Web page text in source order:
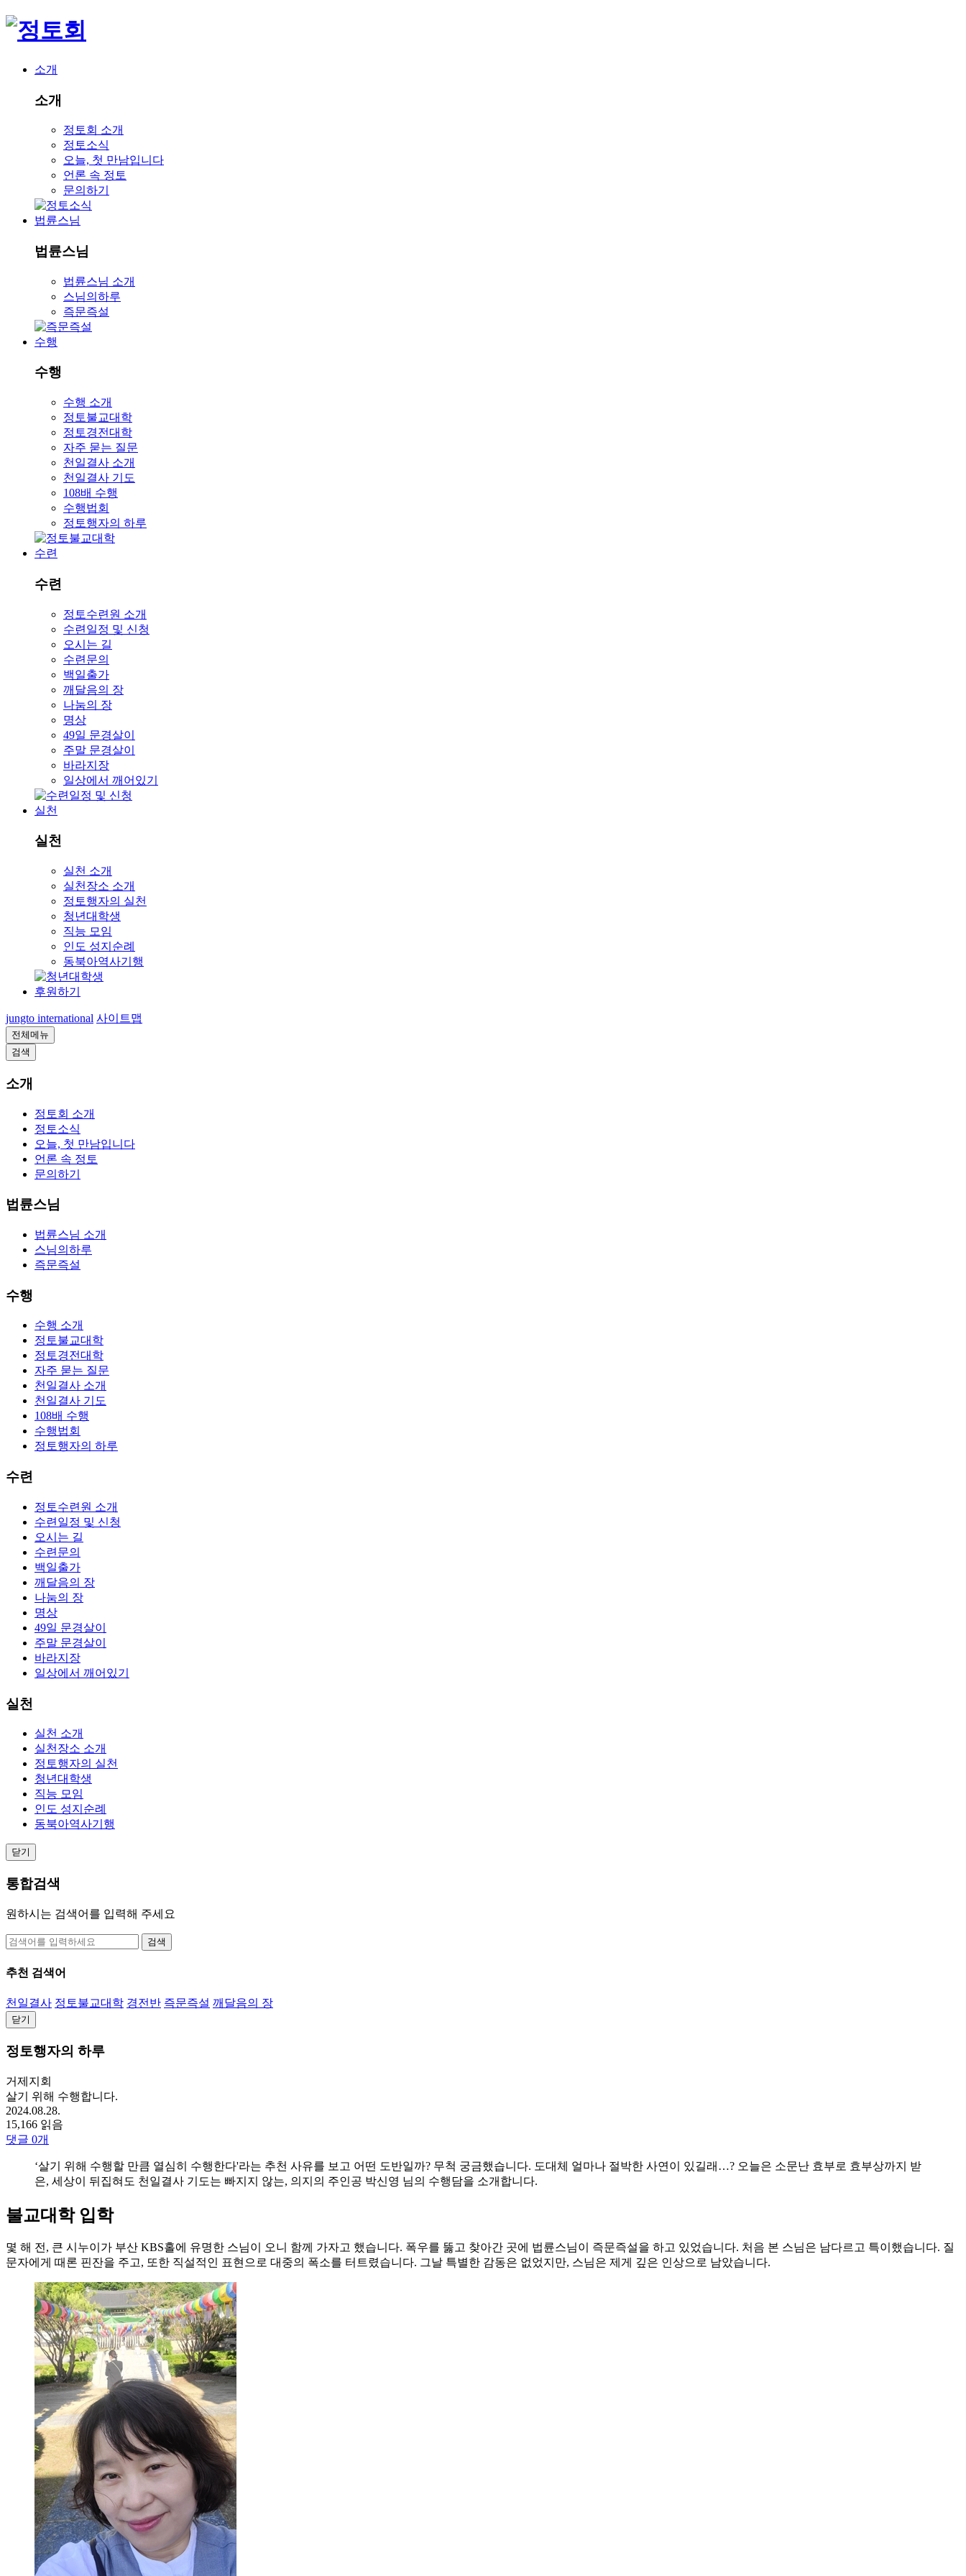
소개
소개
정토회 소개
정토소식
오늘, 첫 만남입니다
언론 속 정토
문의하기
법륜스님
법륜스님
법륜스님 소개
스님의하루
즉문즉설
수행
수행
수행 소개
정토불교대학
정토경전대학
자주 묻는 질문
천일결사 소개
천일결사 기도
108배 수행
수행법회
정토행자의 하루
수련
수련
정토수련원 소개
수련일정 및 신청
오시는 길
수련문의
백일출가
깨달음의 장
나눔의 장
명상
49일 문경살이
주말 문경살이
바라지장
일상에서 깨어있기
실천
실천
실천 소개
실천장소 소개
정토행자의 실천
청년대학생
직능 모임
인도 성지순례
동북아역사기행
후원하기
jungto international 사이트맵
전체메뉴
검색
소개
정토회 소개
정토소식
오늘, 첫 만남입니다
언론 속 정토
문의하기
법륜스님
법륜스님 소개
스님의하루
즉문즉설
수행
수행 소개
정토불교대학
정토경전대학
자주 묻는 질문
천일결사 소개
천일결사 기도
108배 수행
수행법회
정토행자의 하루
수련
정토수련원 소개
수련일정 및 신청
오시는 길
수련문의
백일출가
깨달음의 장
나눔의 장
명상
49일 문경살이
주말 문경살이
바라지장
일상에서 깨어있기
실천
실천 소개
실천장소 소개
정토행자의 실천
청년대학생
직능 모임
인도 성지순례
동북아역사기행
닫기
통합검색
원하시는 검색어를 입력해 주세요
검색
추천 검색어
천일결사 정토불교대학 경전반 즉문즉설 깨달음의 장
닫기
정토행자의 하루
거제지회
살기 위해 수행합니다.
2024.08.28.
15,166 읽음
댓글 0개
‘살기 위해 수행할 만큼 열심히 수행한다'라는 추천 사유를 보고 어떤 도반일까? 무척 궁금했습니다. 도대체 얼마나 절박한 사연이 있길래…? 오늘은 소문난 효부로 효부상까지 받
은, 세상이 뒤집혀도 천일결사 기도는 빠지지 않는, 의지의 주인공 박신영 님의 수행담을 소개합니다.
불교대학 입학
몇 해 전, 큰 시누이가 부산 KBS홀에 유명한 스님이 오니 함께 가자고 했습니다. 폭우를 뚫고 찾아간 곳에 법륜스님이 즉문즉설을 하고 있었습니다. 처음 본 스님은 남다르고 특이했습니다. 질
문자에게 때론 핀잔을 주고, 또한 직설적인 표현으로 대중의 폭소를 터트렸습니다. 그날 특별한 감동은 없었지만, 스님은 제게 깊은 인상으로 남았습니다.